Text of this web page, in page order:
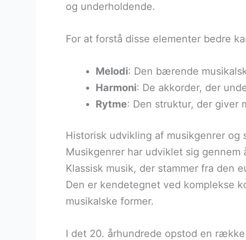
og underholdende.
For at forstå disse elementer bedre
Melodi: Den bærende
Harmoni: De akkorder, der
Rytme: Den struktur, der giver
Historisk udvikling af musikgenrer og
Musikgenrer har udviklet sig
Klassisk musik, der stammer fra den
Den er kendetegnet ved komplekse
musikalske former.
I det 20. århundrede opstod en